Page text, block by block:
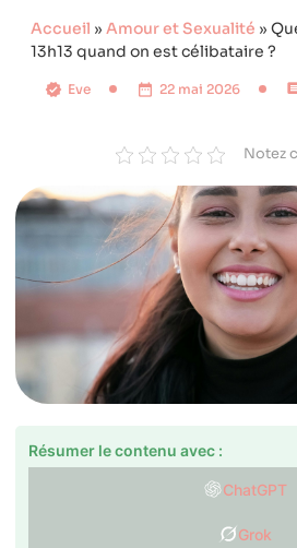
Accueil » Amour et Sexualité »
13h13 quand on est célibataire ?
Eve 22 mai 2026
Notez
Résumer le contenu avec :
ChatGPT
Grok